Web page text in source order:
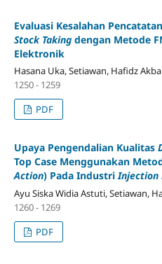
Evaluasi Kesalahan
Stock Takingdengan Metode
Elektronik
Hasana Uka, Setiawan, Hafidz
1250 - 1259
PDF
Upaya Pengendalian Kualitas
Top Case Menggunakan
Action) Pada IndustriInjection
Ayu Siska Widia Astuti, Setiawan,
1260 - 1269
PDF